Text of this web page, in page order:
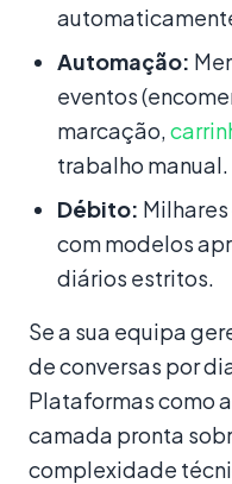
Automação:
eventos
marcação,
trabalho manual.
Débito:
com modelos
diários estritos.
Se a sua equipa
de conversas por
Plataformas como
camada pronta
complexidade